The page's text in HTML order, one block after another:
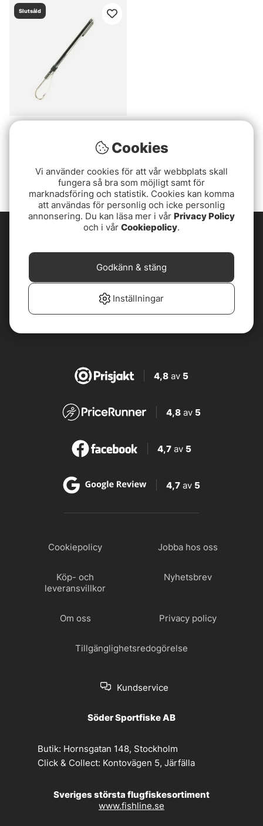
Slutsåld
4,8av 5
4,8 av 5
4,7 av 5
4,7 av 5
Cookiepolicy Jobba hos oss
Köp- och
leveransvillkor
Nyhetsbrev
Om oss Privacy policy
Tillgänglighetsredogörelse
Kundservice
Söder Sportfiske AB
Butik: Hornsgatan 148, Stockholm
Click & Collect: Kontovägen 5, Järfälla
Sveriges största flugfiskesortiment
www.fishline.se
Cookies
Vi använder cookies för att vår webbplats skall
fungera så bra som möjligt samt för
marknadsföring och statistik. Cookies kan komma
att användas för personlig och icke personlig
annonsering. Du kan läsa mer i vår Privacy Policy
och i vår Cookiepolicy.
Inställningar
Godkänn & stäng